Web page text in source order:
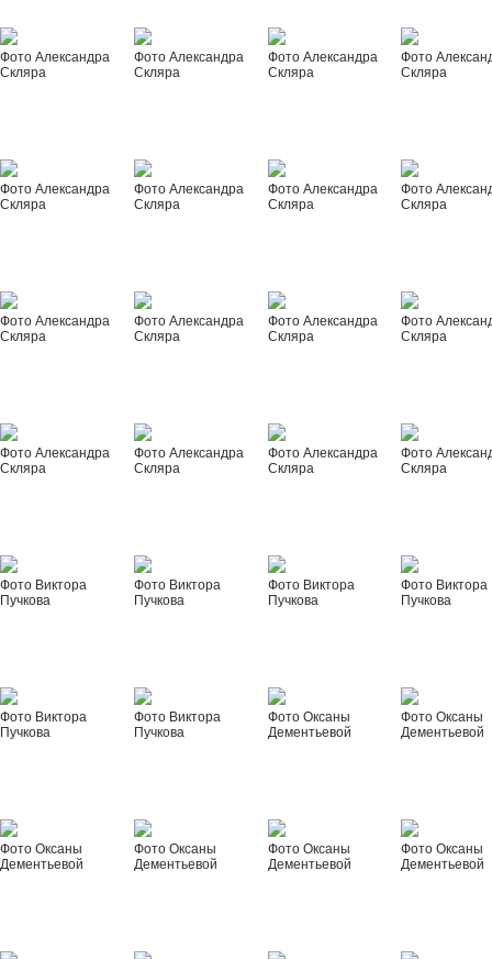
Фото Александра
Скляра
Фото Александра
Скляра
Фото Александра
Скляра
Фото
Скляра
Фото Александра
Скляра
Фото Александра
Скляра
Фото Александра
Скляра
Фото
Скляра
Фото Александра
Скляра
Фото Александра
Скляра
Фото Александра
Скляра
Фото
Скляра
Фото Александра
Скляра
Фото Александра
Скляра
Фото Александра
Скляра
Фото
Скляра
Фото Виктора
Пучкова
Фото Виктора
Пучкова
Фото Виктора
Пучкова
Фото Виктора
Пучкова
Фото Виктора
Пучкова
Фото Виктора
Пучкова
Фото Оксаны
Дементьевой
Фото Оксаны
Дементьевой
Фото Оксаны
Дементьевой
Фото Оксаны
Дементьевой
Фото Оксаны
Дементьевой
Фото Оксаны
Дементьевой